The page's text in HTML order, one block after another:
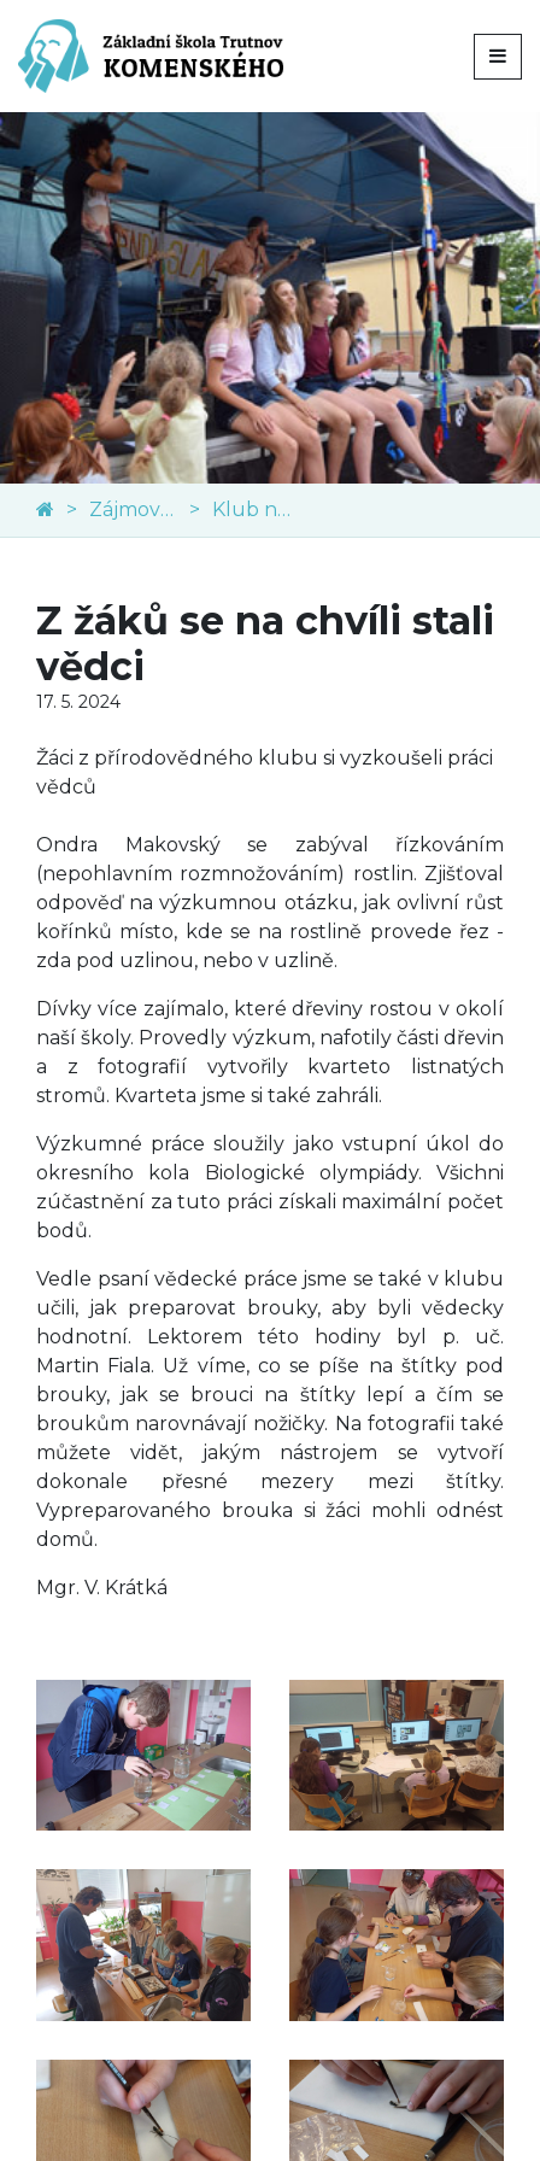
Zájmové kroužky Klub nadaných dětí
Z žáků se na chvíli stali
vědci
17. 5. 2024
Žáci z přírodovědného klubu si vyzkoušeli práci
vědců
Ondra Makovský se zabýval řízkováním
(nepohlavním rozmnožováním) rostlin. Zjišťoval
odpověď na výzkumnou otázku, jak ovlivní růst
kořínků místo, kde se na rostlině provede řez -
zda pod uzlinou, nebo v uzlině.
Dívky více zajímalo, které dřeviny rostou v okolí
naší školy. Provedly výzkum, nafotily části dřevin
a z fotografií vytvořily kvarteto listnatých
stromů. Kvarteta jsme si také zahráli.
Výzkumné práce sloužily jako vstupní úkol do
okresního kola Biologické olympiády. Všichni
zúčastnění za tuto práci získali maximální počet
bodů.
Vedle psaní vědecké práce jsme se také v klubu
učili, jak preparovat brouky, aby byli vědecky
hodnotní. Lektorem této hodiny byl p. uč.
Martin Fiala. Už víme, co se píše na štítky pod
brouky, jak se brouci na štítky lepí a čím se
broukům narovnávají nožičky. Na fotografii také
můžete vidět, jakým nástrojem se vytvoří
dokonale přesné mezery mezi štítky.
Vypreparovaného brouka si žáci mohli odnést
domů.
Mgr. V. Krátká